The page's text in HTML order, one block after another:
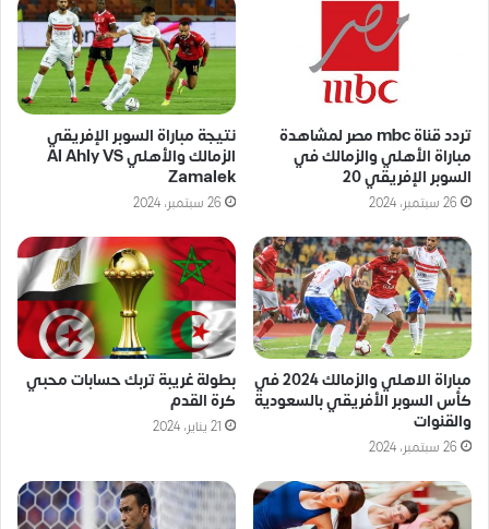
تردد قناة mbc مصر لمشاهدة
مباراة الأهلي والزمالك في
السوبر الإفريقي 20
26 سبتمبر، 2024
نتيجة مباراة السوبر الإفريقي
الزمالك والأهلي Al Ahly VS
Zamalek
26 سبتمبر، 2024
مباراة الاهلي والزمالك 2024 في
كأس السوبر الأفريقي بالسعودية
والقنوات
26 سبتمبر، 2024
بطولة غريبة تربك حسابات محبي
كرة القدم
21 يناير، 2024